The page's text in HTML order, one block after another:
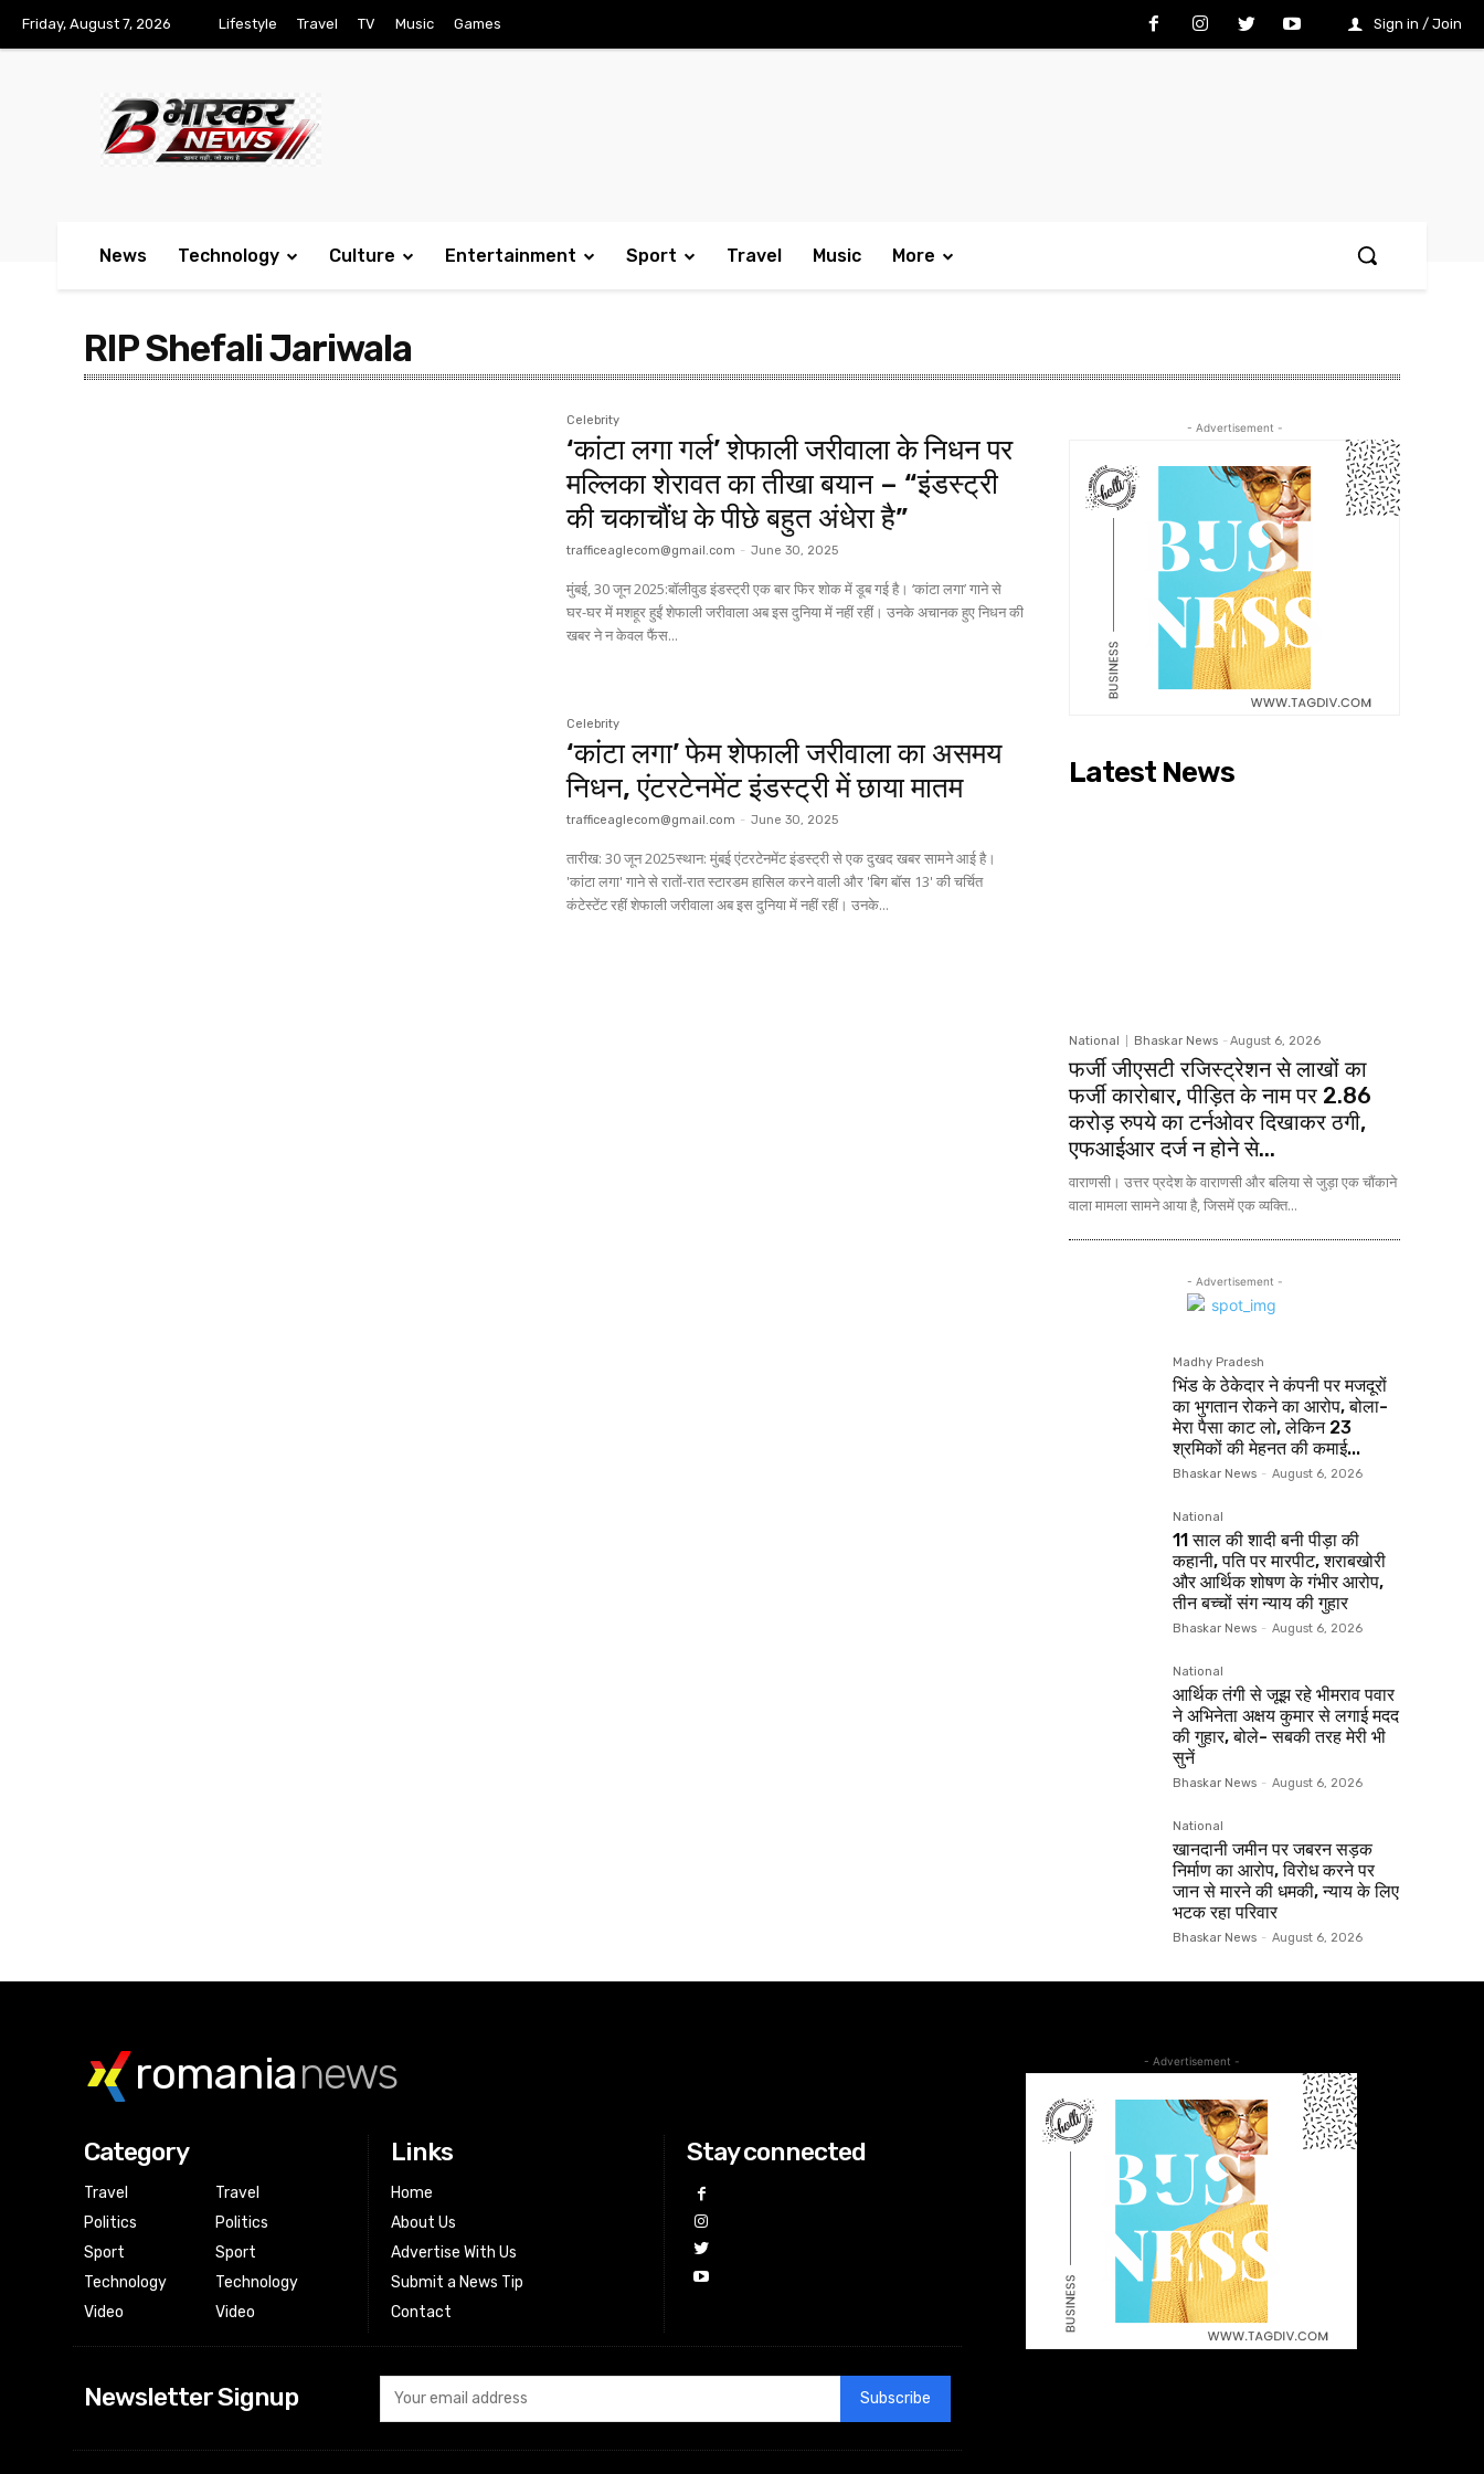
Friday, August 7, 2026 Lifestyle Travel TV Music Games Sign in / Join
News Technology Culture Entertainment Sport Travel Music More
RIP Shefali Jariwala
Celebrity
‘कांटा लगा गर्ल’ शेफाली जरीवाला के निधन पर
मल्लिका शेरावत का तीखा बयान – “इंडस्ट्री
की चकाचौंध के पीछे बहुत अंधेरा है”
trafficeaglecom@gmail.com - June 30, 2025
मुंबई, 30 जून 2025:बॉलीवुड इंडस्ट्री एक बार फिर शोक में डूब गई है। ‘कांटा लगा’ गाने से
घर-घर में मशहूर हुईं शेफाली जरीवाला अब इस दुनिया में नहीं रहीं। उनके अचानक हुए निधन की
खबर ने न केवल फैंस...
Celebrity
‘कांटा लगा’ फेम शेफाली जरीवाला का असमय
निधन, एंटरटेनमेंट इंडस्ट्री में छाया मातम
trafficeaglecom@gmail.com - June 30, 2025
तारीख: 30 जून 2025स्थान: मुंबई एंटरटेनमेंट इंडस्ट्री से एक दुखद खबर सामने आई है।
'कांटा लगा' गाने से रातों-रात स्टारडम हासिल करने वाली और 'बिग बॉस 13' की चर्चित
कंटेस्टेंट रहीं शेफाली जरीवाला अब इस दुनिया में नहीं रहीं। उनके...
- Advertisement -
Latest News
National Bhaskar News - August 6, 2026
फर्जी जीएसटी रजिस्ट्रेशन से लाखों का
फर्जी कारोबार, पीड़ित के नाम पर 2.86
करोड़ रुपये का टर्नओवर दिखाकर ठगी,
एफआईआर दर्ज न होने से...
वाराणसी। उत्तर प्रदेश के वाराणसी और बलिया से जुड़ा एक चौंकाने
वाला मामला सामने आया है, जिसमें एक व्यक्ति...
- Advertisement -
Madhy Pradesh
भिंड के ठेकेदार ने कंपनी पर मजदूरों
का भुगतान रोकने का आरोप, बोला-
मेरा पैसा काट लो, लेकिन 23
श्रमिकों की मेहनत की कमाई...
Bhaskar News - August 6, 2026
National
11 साल की शादी बनी पीड़ा की
कहानी, पति पर मारपीट, शराबखोरी
और आर्थिक शोषण के गंभीर आरोप,
तीन बच्चों संग न्याय की गुहार
Bhaskar News - August 6, 2026
National
आर्थिक तंगी से जूझ रहे भीमराव पवार
ने अभिनेता अक्षय कुमार से लगाई मदद
की गुहार, बोले- सबकी तरह मेरी भी
सुनें
Bhaskar News - August 6, 2026
National
खानदानी जमीन पर जबरन सड़क
निर्माण का आरोप, विरोध करने पर
जान से मारने की धमकी, न्याय के लिए
भटक रहा परिवार
Bhaskar News - August 6, 2026
romanianews
Category
Travel
Politics
Sport
Technology
Video
Travel
Politics
Sport
Technology
Video
Links
Home
About Us
Advertise With Us
Submit a News Tip
Contact
Stay connected
Newsletter Signup Subscribe
- Advertisement -